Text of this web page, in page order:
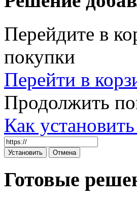
Перейдите в
покупки
Перейти в
Продолжить
Как
Готовые